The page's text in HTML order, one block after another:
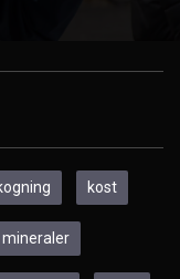
kost
mineraler